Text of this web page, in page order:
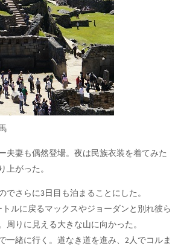
夫妻も偶然登場。夜は民族衣装を着てみた
上がった。
でさらに3日目も泊まることにした。
ルに戻るマックスやジョーダンと別れ彼ら
周りに見える大きな山に向かった。
一緒に行く。道なき道を進み、2人でコルま